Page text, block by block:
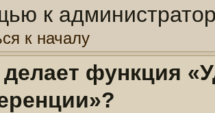
к
к началу
функция